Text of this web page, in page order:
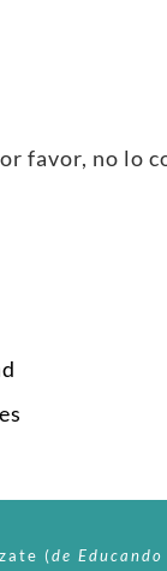
favor, no lo
(de